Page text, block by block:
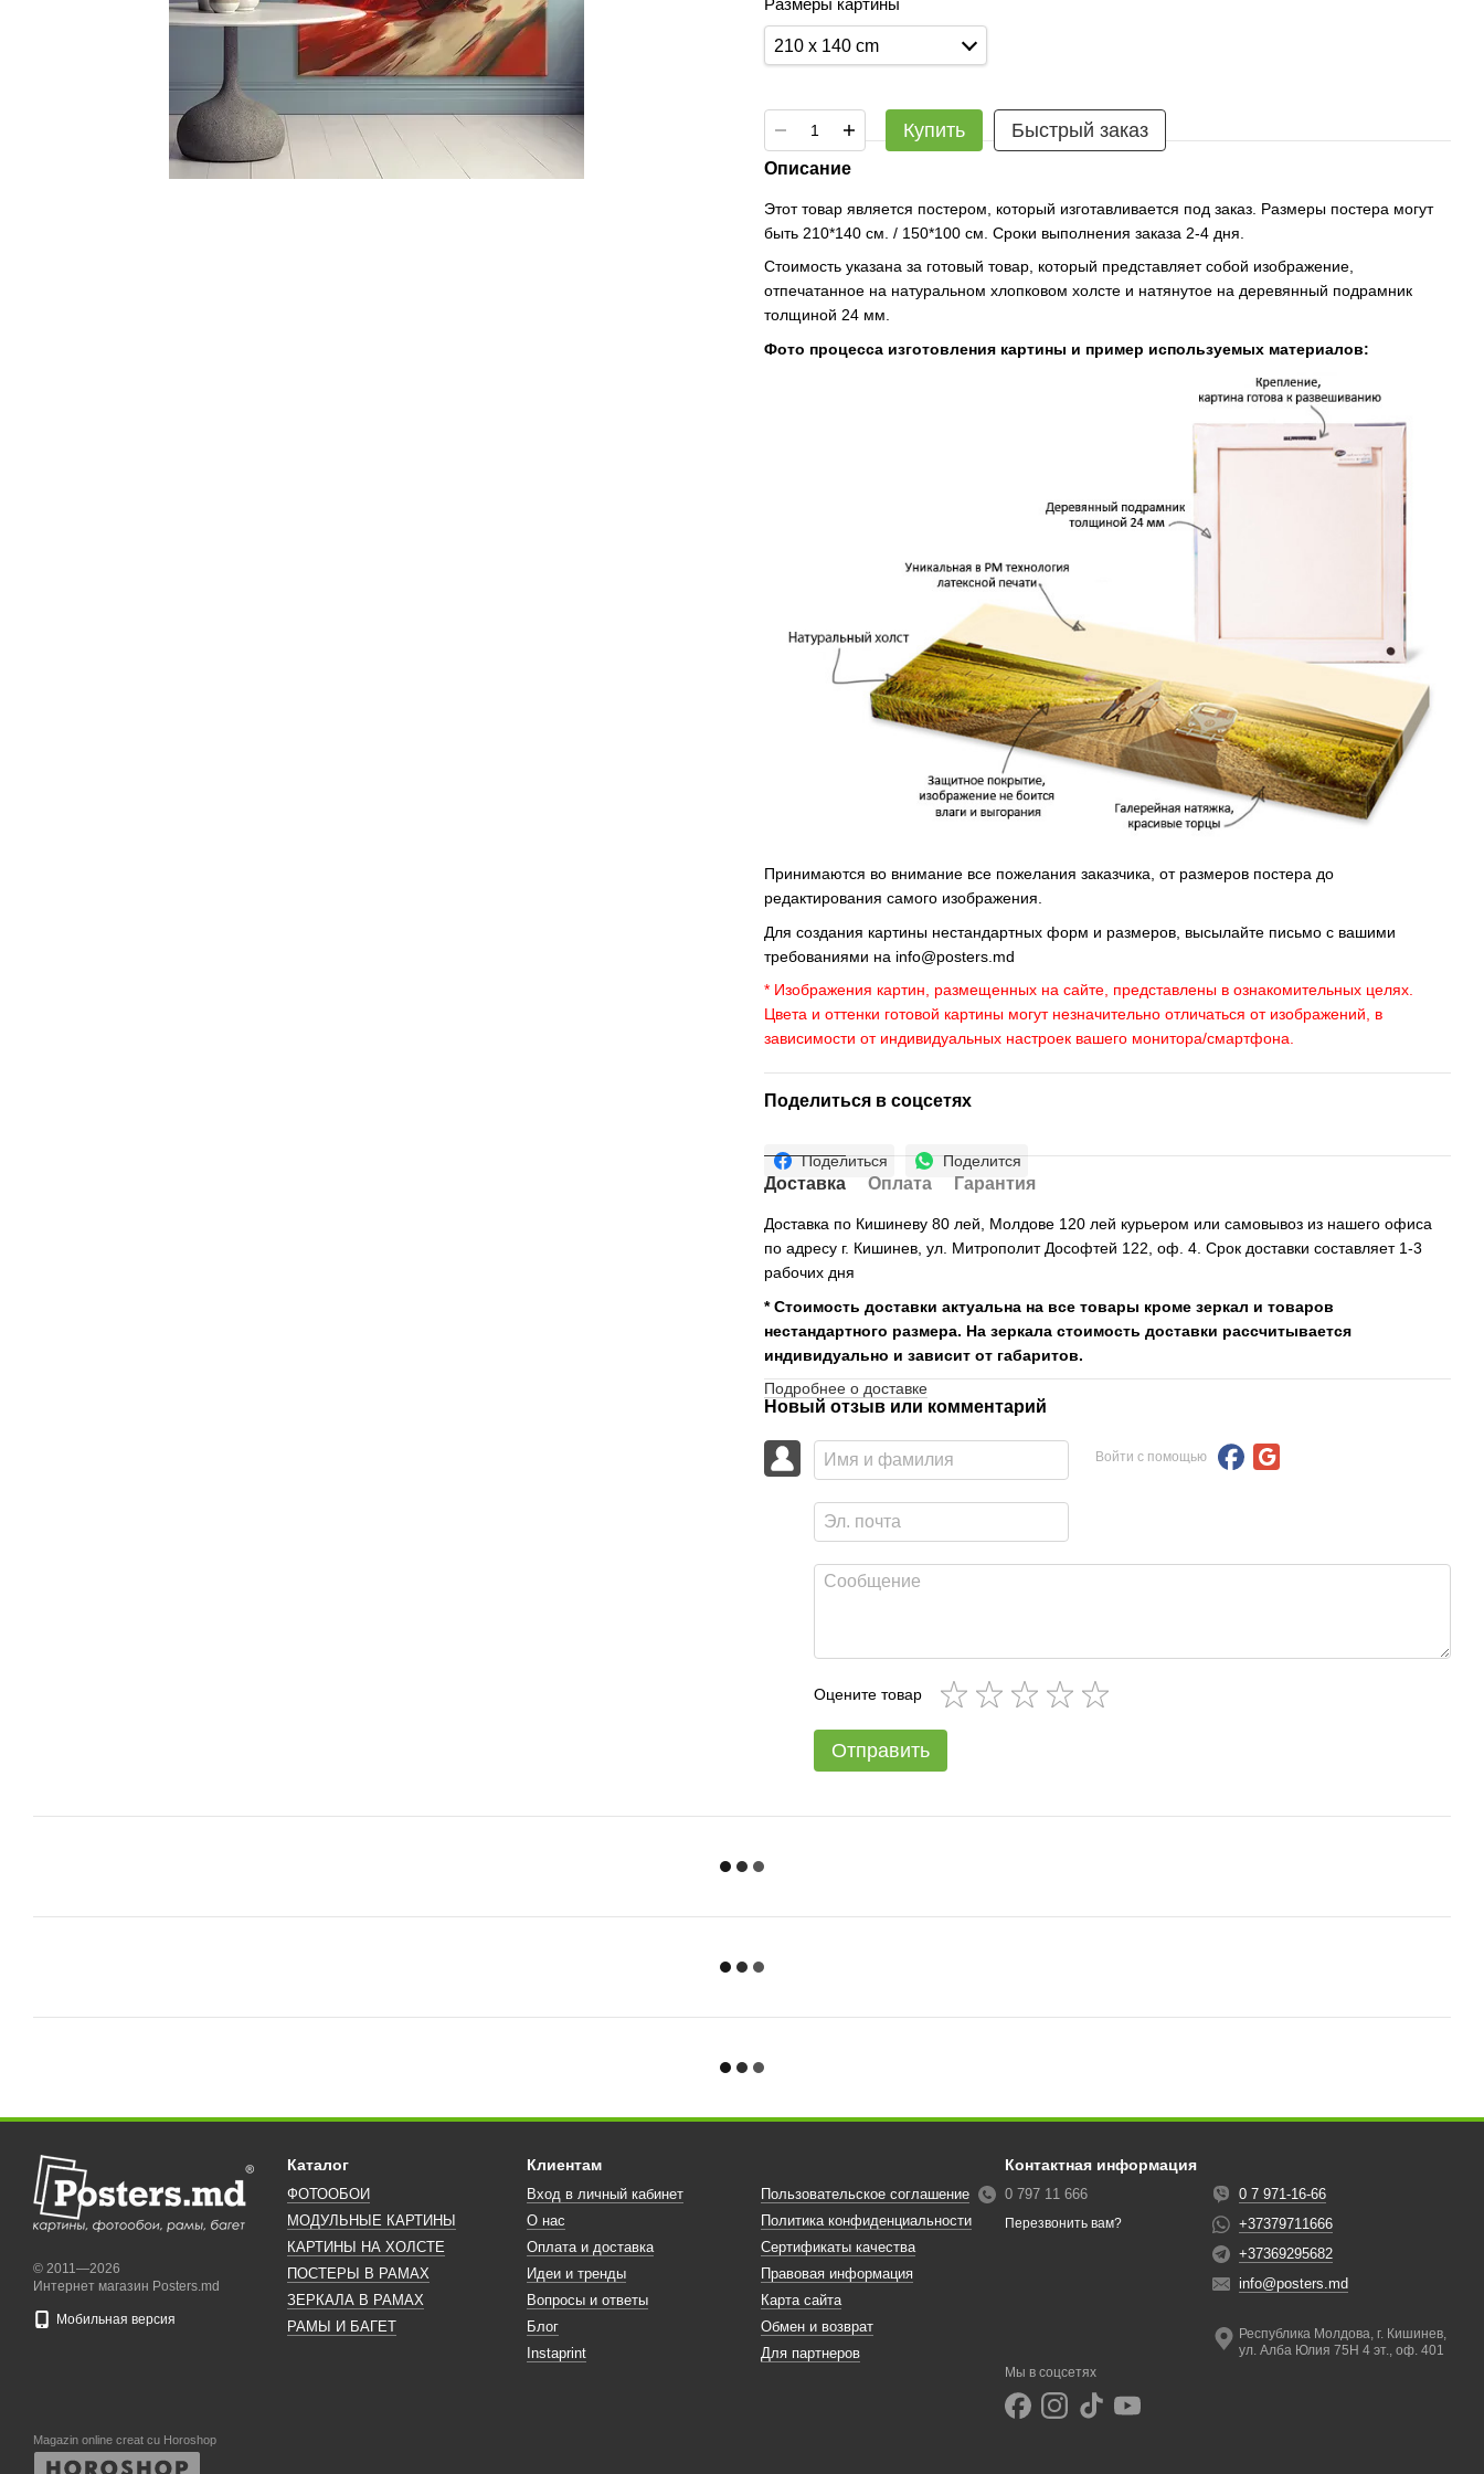
Размеры картины
210 x 140 cm
Купить Быстрый заказ
Описание
Этот товар является постером, который изготавливается под заказ. Размеры постера могут
быть 210*140 см. / 150*100 см. Сроки выполнения заказа 2-4 дня.
Стоимость указана за готовый товар, который представляет собой изображение,
отпечатанное на натуральном хлопковом холсте и натянутое на деревянный подрамник
толщиной 24 мм.
Фото процесса изготовления картины и пример используемых материалов:
Принимаются во внимание все пожелания заказчика, от размеров постера до
редактирования самого изображения.
Для создания картины нестандартных форм и размеров, высылайте письмо c вашими
требованиями на info@posters.md
* Изображения картин, размещенных на сайте, представлены в ознакомительных целях.
Цвета и оттенки готовой картины могут незначительно отличаться от изображений, в
зависимости от индивидуальных настроек вашего монитора/смартфона.
Поделиться в соцсетях
Поделиться Поделится
Доставка Оплата Гарантия
Доставка по Кишиневу 80 лей, Молдове 120 лей курьером или самовывоз из нашего офиса
по адресу г. Кишинев, ул. Митрополит Дософтей 122, оф. 4. Срок доставки составляет 1-3
рабочих дня
* Стоимость доставки актуальна на все товары кроме зеркал и товаров
нестандартного размера. На зеркала стоимость доставки рассчитывается
индивидуально и зависит от габаритов.
Подробнее о доставке
Новый отзыв или комментарий
Войти с помощью
Оцените товар
Отправить
© 2011—2026
Интернет магазин Posters.md
Мобильная версия
Magazin online creat cu Horoshop
Каталог
ФОТООБОИ
МОДУЛЬНЫЕ КАРТИНЫ
КАРТИНЫ НА ХОЛСТЕ
ПОСТЕРЫ В РАМАХ
ЗЕРКАЛА В РАМАХ
РАМЫ И БАГЕТ
Клиентам
Вход в личный кабинет
О нас
Оплата и доставка
Идеи и тренды
Вопросы и ответы
Блог
Instaprint
Пользовательское соглашение
Политика конфиденциальности
Сертификаты качества
Правовая информация
Карта сайта
Обмен и возврат
Для партнеров
Контактная информация
0 797 11 666
Перезвонить вам?
0 7 971-16-66
+37379711666
+37369295682
info@posters.md
Республика Молдова, г. Кишинев,
ул. Алба Юлия 75Н 4 эт., оф. 401
Мы в соцсетях